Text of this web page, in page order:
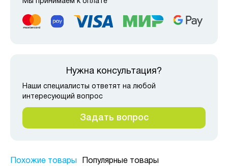
Нужна консультация?
Наши специалисты ответят на любой
интересующий вопрос
Задать вопрос
Похожие товары Популярные товары